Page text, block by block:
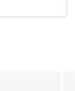
들이 어떤 사정을 품
편도 있었다.